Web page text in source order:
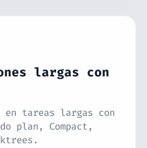
largas con
en tareas largas con
plan, Compact,